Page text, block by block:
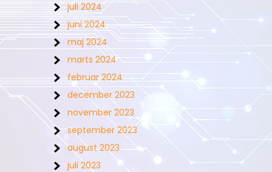
juli 2024
juni 2024
maj 2024
marts 2024
februar 2024
december 2023
november 2023
september 2023
august 2023
juli 2023